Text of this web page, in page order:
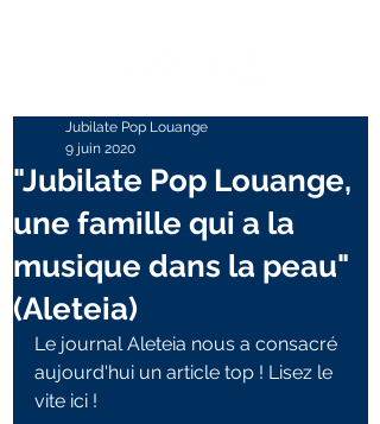
"Jubilate Pop Louange,
une famille qui a la
musique dans la peau"
(Aleteia)
Jubilate Pop Louange
9 juin 2020
Le journal Aleteia nous a consacré
aujourd'hui un article top ! Lisez le
vite ici !